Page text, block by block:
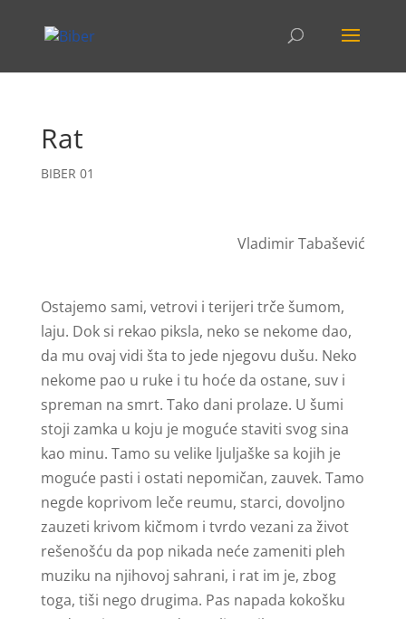
Rat
BIBER 01
Vladimir Tabašević
Ostajemo sami, vetrovi i terijeri trče šumom,
laju. Dok si rekao piksla, neko se nekome dao,
da mu ovaj vidi šta to jede njegovu dušu. Neko
nekome pao u ruke i tu hoće da ostane, suv i
spreman na smrt. Tako dani prolaze. U šumi
stoji zamka u koju je moguće staviti svog sina
kao minu. Tamo su velike ljuljaške sa kojih je
moguće pasti i ostati nepomičan, zauvek. Tamo
negde koprivom leče reumu, starci, dovoljno
zauzeti krivom kičmom i tvrdo vezani za život
rešenošću da pop nikada neće zameniti pleh
muziku na njihovoj sahrani, i rat im je, zbog
toga, tiši nego drugima. Pas napada kokošku